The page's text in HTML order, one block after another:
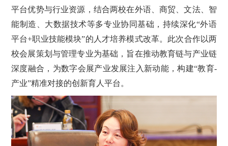
平台优势与行业资源，结合两校在外语、商贸、文法、智
能制造、大数据技术等多专业协同基础，持续深化“外语
平台+职业技能模块”的人才培养模式改革。此次合作以两
校会展策划与管理专业为基础，旨在推动教育链与产业链
深度融合，为数字会展产业发展注入新动能，构建“教育-
产业”精准对接的创新育人平台。